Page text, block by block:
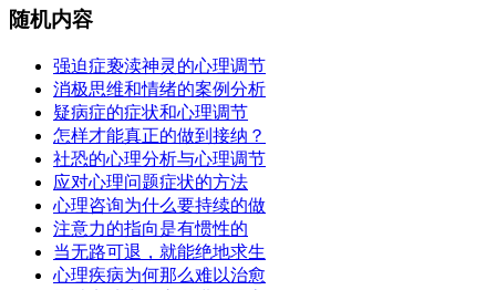
随机内容
强迫症亵渎神灵的心理调节
消极思维和情绪的案例分析
疑病症的症状和心理调节
怎样才能真正的做到接纳？
社恐的心理分析与心理调节
应对心理问题症状的方法
心理咨询为什么要持续的做
注意力的指向是有惯性的
当无路可退，就能绝地求生
心理疾病为何那么难以治愈